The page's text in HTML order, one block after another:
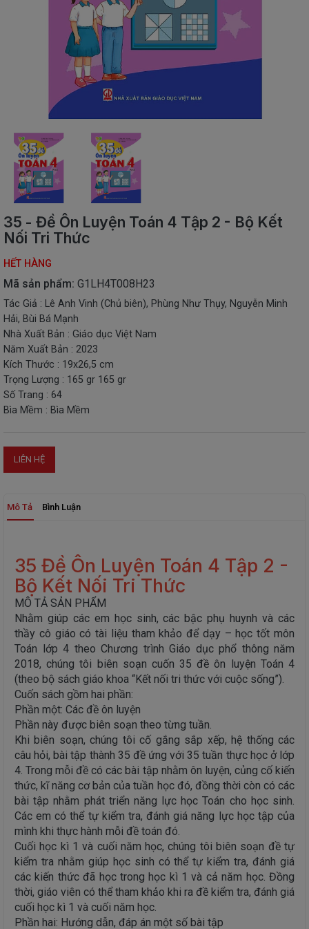
SÁCH
NGOẠI
NGỮ
VPP
-
ĐỒ
DÙNG
SINH
TẶNG
-
CHƠI
THIẾT
BỊ
STEM
35 - Đề Ôn Luyện Toán 4 Tập 2 - Bộ Kết
Nối Tri Thức
HẾT HÀNG
Mã sản phẩm: G1LH4T008H23
Tác Giả : Lê Anh Vinh (Chủ biên), Phùng Như Thụy, Nguyễn Minh
Hải, Bùi Bá Mạnh
Nhà Xuất Bản : Giáo dục Việt Nam
Năm Xuất Bản : 2023
Kích Thước : 19x26,5 cm
Trọng Lượng : 165 gr 165 gr
Số Trang : 64
Bìa Mềm : Bìa Mềm
LIÊN HỆ
Mô Tả Bình Luận
35 Đề Ôn Luyện Toán 4 Tập 2 -
Bộ Kết Nối Tri Thức
MÔ TẢ SẢN PHẨM
Nhằm giúp các em học sinh, các bậc phụ huynh và các
thầy cô giáo có tài liệu tham khảo để dạy – học tốt môn
Toán lớp 4 theo Chương trình Giáo dục phổ thông năm
2018, chúng tôi biên soạn cuốn 35 đề ôn luyện Toán 4
(theo bộ sách giáo khoa “Kết nối tri thức với cuộc sống”).
Cuốn sách gồm hai phần:
Phần một: Các đề ôn luyện
Phần này được biên soạn theo từng tuần.
Khi biên soạn, chúng tôi cố gắng sắp xếp, hệ thống các
câu hỏi, bài tập thành 35 đề ứng với 35 tuần thực học ở lớp
4. Trong mỗi đề có các bài tập nhằm ôn luyện, củng cố kiến
thức, kĩ năng cơ bản của tuần học đó, đồng thời còn có các
bài tập nhằm phát triển năng lực học Toán cho học sinh.
Các em có thể tự kiểm tra, đánh giá năng lực học tập của
mình khi thực hành mỗi đề toán đó.
Cuối học kì 1 và cuối năm học, chúng tôi biên soạn đề tự
kiểm tra nhằm giúp học sinh có thể tự kiểm tra, đánh giá
các kiến thức đã học trong học kì 1 và cả năm học. Đồng
thời, giáo viên có thể tham khảo khi ra đề kiểm tra, đánh giá
cuối học kì 1 và cuối năm học.
Phần hai: Hướng dẫn, đáp án một số bài tập